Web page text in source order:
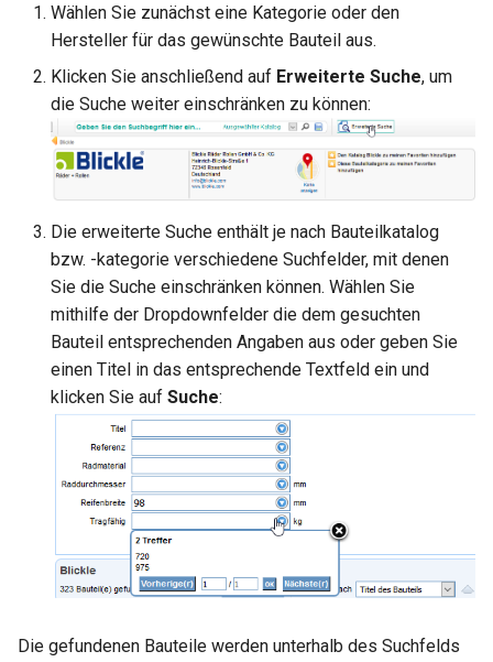
Wählen Sie zunächst eine Kategorie oder den
Hersteller für das gewünschte Bauteil aus.
Klicken Sie anschließend auf Erweiterte Suche, um
die Suche weiter einschränken zu können:
Die erweiterte Suche enthält je nach Bauteilkatalog
bzw. -kategorie verschiedene Suchfelder, mit denen
Sie die Suche einschränken können. Wählen Sie
mithilfe der Dropdownfelder die dem gesuchten
Bauteil entsprechenden Angaben aus oder geben Sie
einen Titel in das entsprechende Textfeld ein und
klicken Sie auf Suche:
Die gefundenen Bauteile werden unterhalb des Suchfelds